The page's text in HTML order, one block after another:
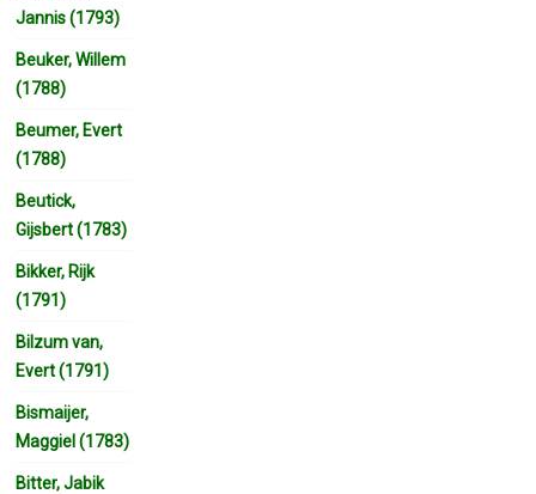
Jannis (1793)
Beuker, Willem
(1788)
Beumer, Evert
(1788)
Beutick,
Gijsbert (1783)
Bikker, Rijk
(1791)
Bilzum van,
Evert (1791)
Bismaijer,
Maggiel (1783)
Bitter, Jabik